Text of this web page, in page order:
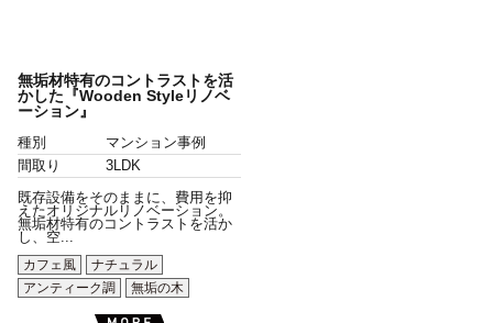
無垢材特有のコントラストを活
かした『Wooden Styleリノベ
ーション』
種別
マンション事例
間取り
3LDK
既存設備をそのままに、費用を抑
えたオリジナルリノベーション。
無垢材特有のコントラストを活か
し、空...
カフェ風
ナチュラル
アンティーク調
無垢の木